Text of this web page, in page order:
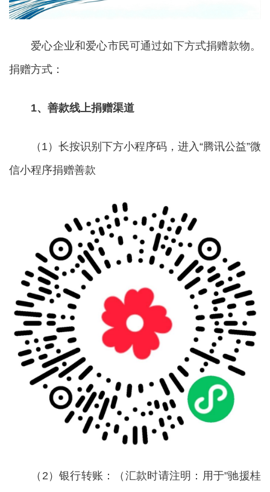
爱心企业和爱心市民可通过如下方式捐赠款物。
捐赠方式：
1、善款线上捐赠渠道
（1）长按识别下方小程序码，进入“腾讯公益”微
信小程序捐赠善款
（2）银行转账：（汇款时请注明：用于"驰援桂